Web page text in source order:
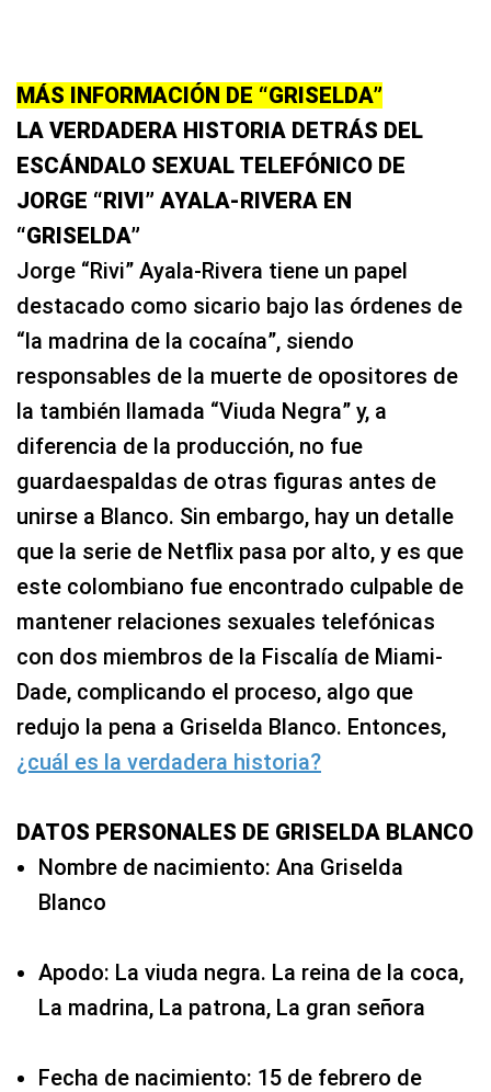
MÁS INFORMACIÓN DE “GRISELDA”
LA VERDADERA HISTORIA DETRÁS DEL
ESCÁNDALO SEXUAL TELEFÓNICO DE
JORGE “RIVI” AYALA-RIVERA EN
“GRISELDA”
Jorge “Rivi” Ayala-Rivera tiene un papel
destacado como sicario bajo las órdenes de
“la madrina de la cocaína”, siendo
responsables de la muerte de opositores de
la también llamada “Viuda Negra” y, a
diferencia de la producción, no fue
guardaespaldas de otras figuras antes de
unirse a Blanco. Sin embargo, hay un detalle
que la serie de Netflix pasa por alto, y es que
este colombiano fue encontrado culpable de
mantener relaciones sexuales telefónicas
con dos miembros de la Fiscalía de Miami-
Dade, complicando el proceso, algo que
redujo la pena a Griselda Blanco. Entonces,
¿cuál es la verdadera historia?
DATOS PERSONALES DE GRISELDA BLANCO
Nombre de nacimiento: Ana Griselda
Blanco
Apodo: La viuda negra. La reina de la coca,
La madrina, La patrona, La gran señora
Fecha de nacimiento: 15 de febrero de